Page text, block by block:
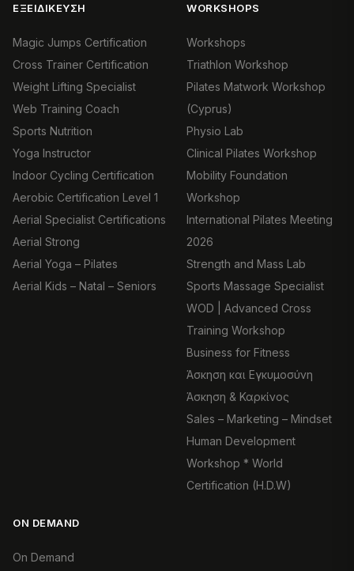
ΕΞΕΙΔΊΚΕΥΣΗ
Magic Jumps Certification
Cross Trainer Certification
Weight Lifting Specialist
Web Training Coach
Sports Nutrition
Yoga Instructor
Indoor Cycling Certification
Aerobic Certification Level 1
Aerial Specialist Certifications
Aerial Strong
Aerial Yoga – Pilates
Aerial Kids – Natal – Seniors
WORKSHOPS
Workshops
Triathlon Workshop
Pilates Matwork Workshop
(Cyprus)
Physio Lab
Clinical Pilates Workshop
Mobility Foundation
Workshop
International Pilates Meeting
2026
Strength and Mass Lab
Sports Massage Specialist
WOD | Advanced Cross
Training Workshop
Business for Fitness
Άσκηση και Εγκυμοσύνη
Άσκηση & Καρκίνος
Sales – Marketing – Mindset
Human Development
Workshop * World
Certification (H.D.W)
ON DEMAND
On Demand